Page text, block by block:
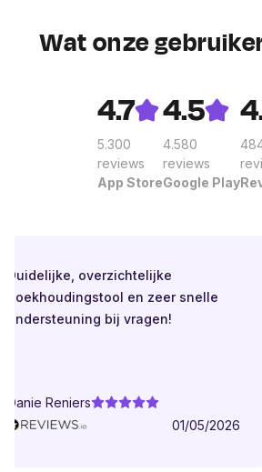
Wat onze
4.7
5.300
reviews
App Store
4.5
4.580
reviews
Google Play
Duidelijke, overzichtelijke
boekhoudingstool en zeer snelle
ondersteuning bij vragen!
Danie Reniers
01/05/2026